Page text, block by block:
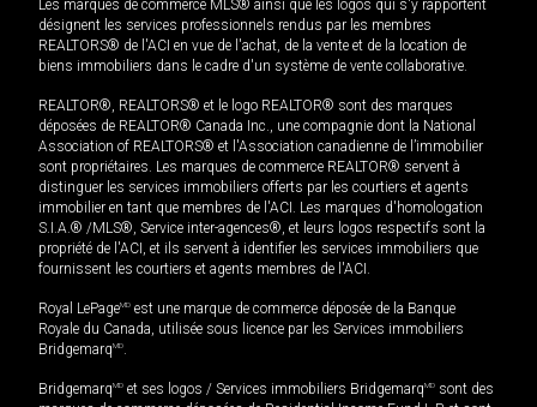
Les marques de commerce MLS® ainsi que les logos qui s'y rapportent
désignent les services professionnels rendus par les membres
REALTORS® de l'ACI en vue de l'achat, de la vente et de la location de
biens immobiliers dans le cadre d'un système de vente collaborative.
REALTOR®, REALTORS® et le logo REALTOR® sont des marques
déposées de REALTOR® Canada Inc., une compagnie dont la National
Association of REALTORS® et l'Association canadienne de l’immobilier
sont propriétaires. Les marques de commerce REALTOR® servent à
distinguer les services immobiliers offerts par les courtiers et agents
immobilier en tant que membres de l'ACI. Les marques d'homologation
S.I.A.® /MLS®, Service inter-agences®, et leurs logos respectifs sont la
propriété de l'ACI, et ils servent à identifier les services immobiliers que
fournissent les courtiers et agents membres de l'ACI.
Royal LePageMD est une marque de commerce déposée de la Banque
Royale du Canada, utilisée sous licence par les Services immobiliers
BridgemarqMD.
BridgemarqMD et ses logos / Services immobiliers BridgemarqMD sont des